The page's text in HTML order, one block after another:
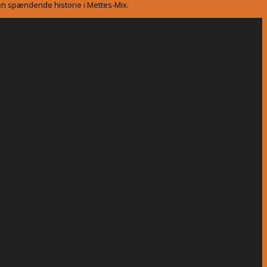
spændende historie i Mettes-Mix.